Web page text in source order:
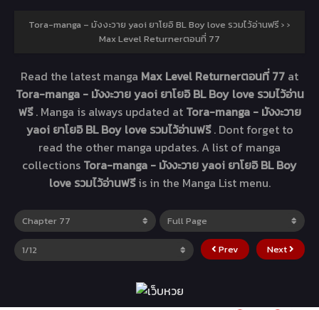
Tora-manga – มังงะวาย yaoi ยาโยอิ BL Boy love รวมไว้อ่านฟรี › ›
Max Level Returnerตอนที่ 77
Read the latest manga Max Level Returnerตอนที่ 77 at
Tora-manga - มังงะวาย yaoi ยาโยอิ BL Boy love รวมไว้อ่าน
ฟรี. Manga is always updated at Tora-manga - มังงะวาย
yaoi ยาโยอิ BL Boy love รวมไว้อ่านฟรี. Dont forget to
read the other manga updates. A list of manga
collections Tora-manga - มังงะวาย yaoi ยาโยอิ BL Boy
love รวมไว้อ่านฟรีis in the Manga List menu.
Prev Next